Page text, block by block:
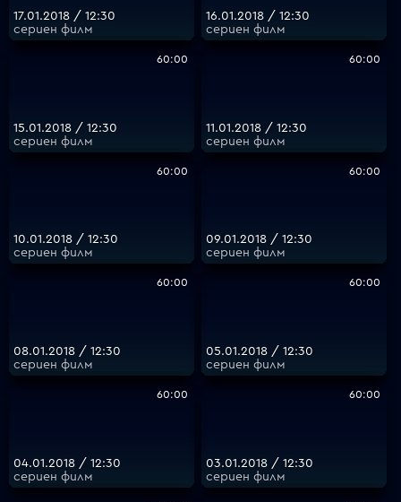
17.01.2018 / 12:30
сериен филм
16.01.2018 / 12:30
сериен филм
60:00
15.01.2018 / 12:30
сериен филм
60:00
11.01.2018 / 12:30
сериен филм
60:00
10.01.2018 / 12:30
сериен филм
60:00
09.01.2018 / 12:30
сериен филм
60:00
08.01.2018 / 12:30
сериен филм
60:00
05.01.2018 / 12:30
сериен филм
60:00
04.01.2018 / 12:30
сериен филм
60:00
03.01.2018 / 12:30
сериен филм